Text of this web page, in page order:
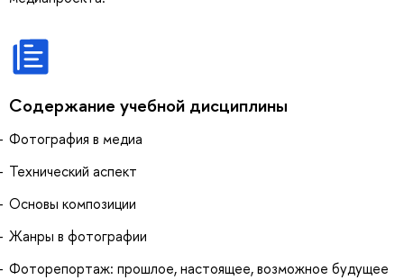
Содержание учебной дисциплины
Фотография в медиа
Технический аспект
Основы композиции
Жанры в фотографии
Фоторепортаж: прошлое, настоящее, возможное будущее